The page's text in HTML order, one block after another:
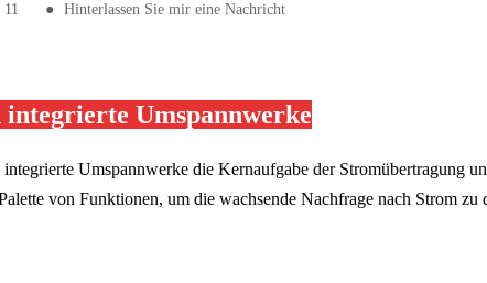
11 ● Hinterlassen Sie mir eine Nachricht
Umspannwerke
Umspannwerke die Kernaufgabe der Stromübertragung
von Funktionen, um die wachsende Nachfrage nach Strom